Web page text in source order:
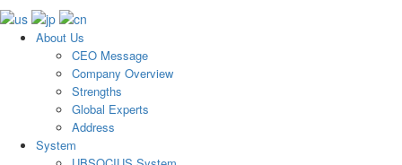
About Us
CEO Message
Company Overview
Strengths
Global Experts
Address
System